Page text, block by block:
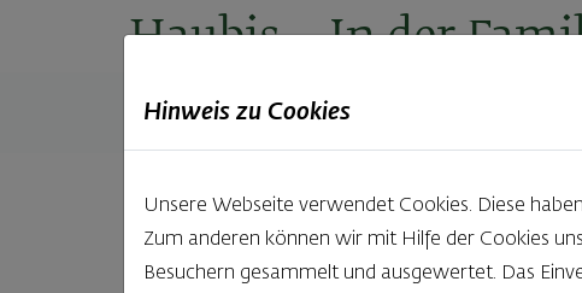
Haubis– In der
Produkte Backstuben
Unsere
Hinweis zu Cookies
Unsere Webseite verwendet Cookies. Diese
Zum anderen können wir mit Hilfe der Cookies
Besuchern gesammelt und ausgewertet. Das